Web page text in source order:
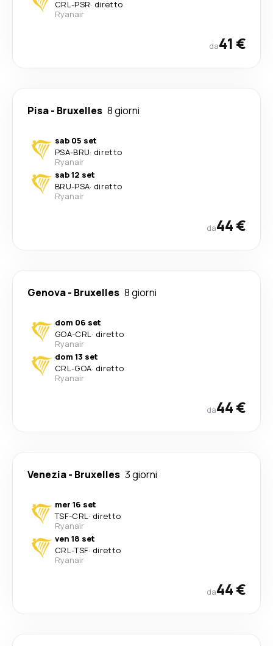
CRL-PSR· diretto
Ryanair
da41 €
Pisa- Bruxelles 8 giorni
sab 05 set
PSA-BRU· diretto
Ryanair
sab 12 set
BRU-PSA· diretto
Ryanair
da44 €
Genova- Bruxelles 8 giorni
dom 06 set
GOA-CRL· diretto
Ryanair
dom 13 set
CRL-GOA· diretto
Ryanair
da44 €
Venezia- Bruxelles 3 giorni
mer 16 set
TSF-CRL· diretto
Ryanair
ven 18 set
CRL-TSF· diretto
Ryanair
da44 €